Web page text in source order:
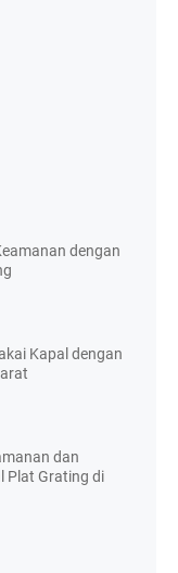
dengan
Kapal dengan
dan
Plat Grating di